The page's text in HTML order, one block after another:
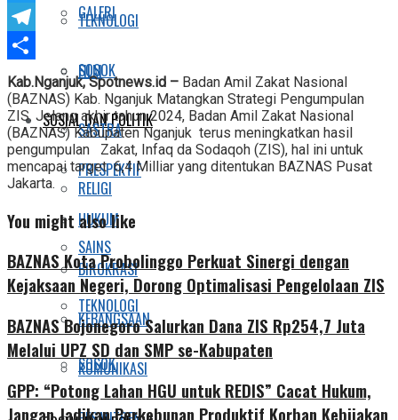
TEKNOLOGI
SOSOK
SOSIAL DAN POLITIK
PRESPEKTIF
HUKUM
BIROKRASI
KEBANGSAAN
KOMUNIKASI
GALERI
FILM
SASTRA
RELIGI
SAINS
TEKNOLOGI
SOSOK
Twitter
Telegram
Share
Kab.Nganjuk, Spotnews.id – Badan Amil Zakat Nasional
(BAZNAS) Kab. Nganjuk Matangkan Strategi Pengumpulan
ZIS. Jelang akhir tahun 2024, Badan Amil Zakat Nasional
(BAZNAS) Kabupaten Nganjuk terus meningkatkan hasil
pengumpulan Zakat, Infaq da Sodaqoh (ZIS), hal ini untuk
mencapai target 6,4 Milliar yang ditentukan BAZNAS Pusat
Jakarta.
You might also like
BAZNAS Kota Probolinggo Perkuat Sinergi dengan
Kejaksaan Negeri, Dorong Optimalisasi Pengelolaan ZIS
BAZNAS Bojonegoro Salurkan Dana ZIS Rp254,7 Juta
Melalui UPZ SD dan SMP se-Kabupaten
GPP: “Potong Lahan HGU untuk REDIS” Cacat Hukum,
Jangan Jadikan Perkebunan Produktif Korban Kebijakan